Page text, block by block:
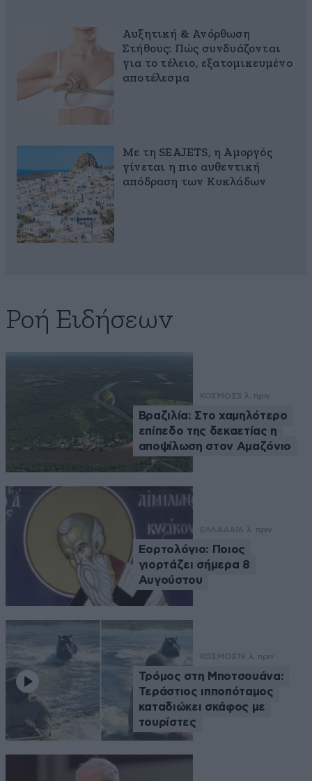
Αυξητική & Ανόρθωση
Στήθους: Πώς συνδυάζονται
για το τέλειο, εξατομικευμένο
αποτέλεσμα
Με τη SEAJETS, η Αμοργός
γίνεται η πιο αυθεντική
απόδραση των Κυκλάδων
Ροή Ειδήσεων
ΚΟΣΜΟΣ3 λ. πριν
Βραζιλία: Στο χαμηλότερο
επίπεδο της δεκαετίας η
αποψίλωση στον Αμαζόνιο
ΕΛΛΑΔΑ 16 λ. πριν
Εορτολόγιο: Ποιος
γιορτάζει σήμερα 8
Αυγούστου
ΚΟΣΜΟΣ 19 λ. πριν
Τρόμος στη Μποτσουάνα:
Τεράστιος ιπποπόταμος
καταδιώκει σκάφος με
τουρίστες